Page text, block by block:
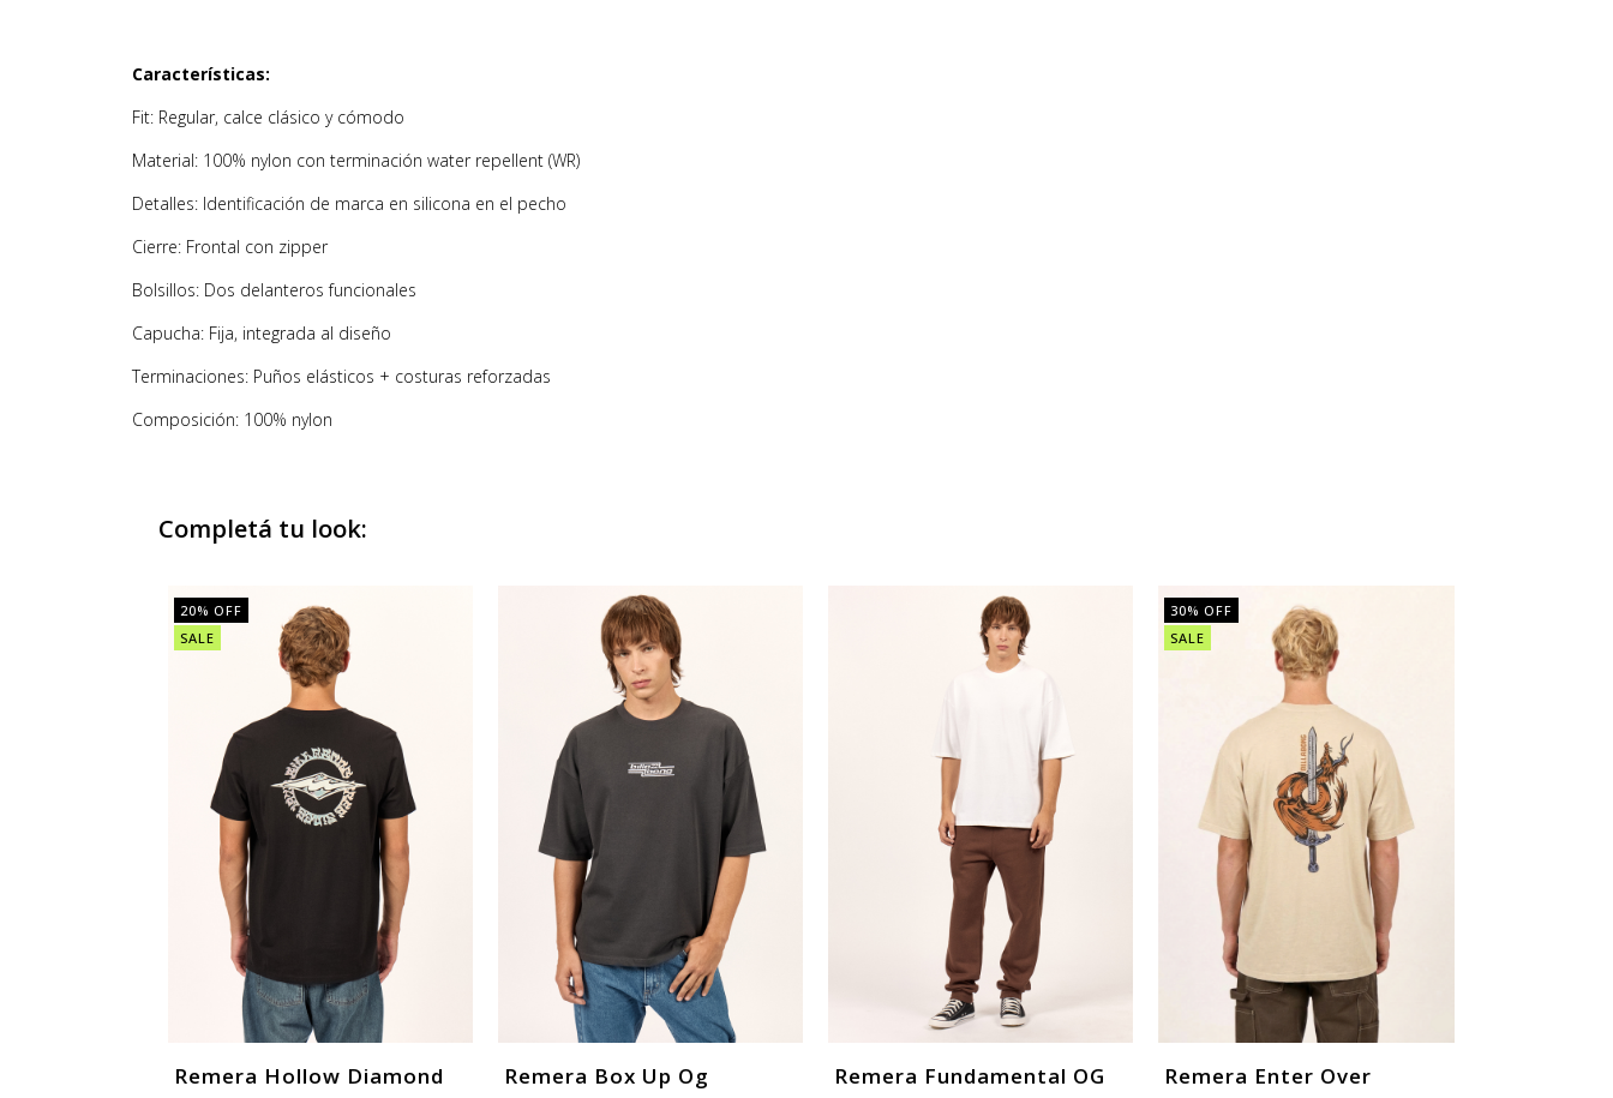
Características:
Fit: Regular, calce clásico y cómodo
Material: 100% nylon con terminación water repellent (WR)
Detalles: Identificación de marca en silicona en el pecho
Cierre: Frontal con zipper
Bolsillos: Dos delanteros funcionales
Capucha: Fija, integrada al diseño
Terminaciones: Puños elásticos + costuras reforzadas
Composición: 100% nylon
Completá tu look:
20% OFF
SALE
Remera Hollow Diamond Remera Box Up Og Remera Fundamental OG
30% OFF
SALE
Remera Enter Over